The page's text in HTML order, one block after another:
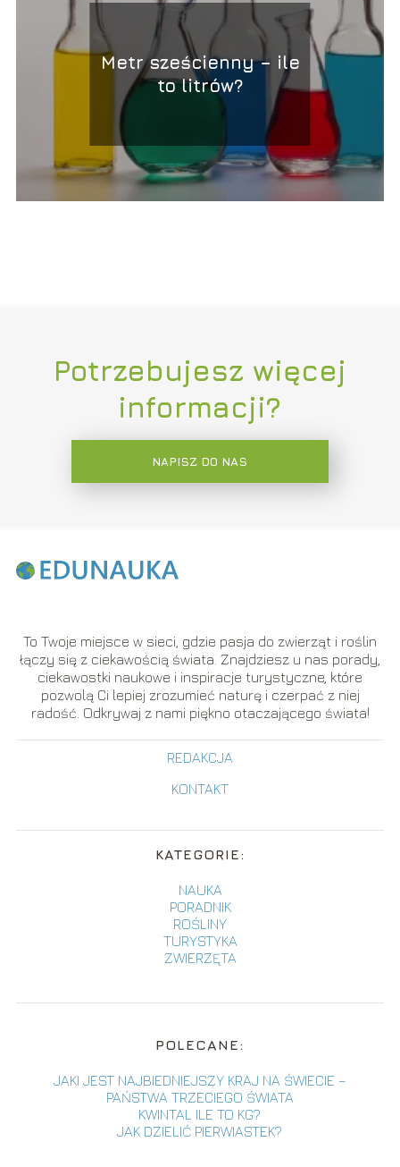
Metr sześcienny – ile
to litrów?
Potrzebujesz więcej
informacji?
NAPISZ DO NAS
To Twoje miejsce w sieci, gdzie pasja do zwierząt i roślin
łączy się z ciekawością świata. Znajdziesz u nas porady,
ciekawostki naukowe i inspiracje turystyczne, które
pozwolą Ci lepiej zrozumieć naturę i czerpać z niej
radość. Odkrywaj z nami piękno otaczającego świata!
REDAKCJA
KONTAKT
KATEGORIE:
NAUKA
PORADNIK
ROŚLINY
TURYSTYKA
ZWIERZĘTA
POLECANE:
JAKI JEST NAJBIEDNIEJSZY KRAJ NA ŚWIECIE –
PAŃSTWA TRZECIEGO ŚWIATA
KWINTAL ILE TO KG?
JAK DZIELIĆ PIERWIASTEK?